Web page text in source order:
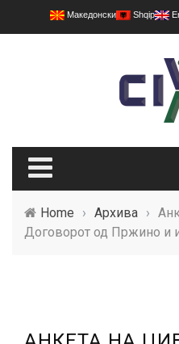
Македонски Shqip
Home › Архива ›
Договорот од Пржино и